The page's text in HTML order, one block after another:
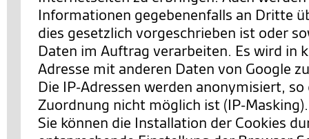
Informationen gegebenenfalls an Dritte
dies gesetzlich vorgeschrieben ist oder
Daten im Auftrag verarbeiten. Es wird in
Adresse mit anderen Daten von Google
Die IP-Adressen werden anonymisiert, so
Zuordnung nicht möglich ist (IP-Masking).
Sie können die Installation der Cookies